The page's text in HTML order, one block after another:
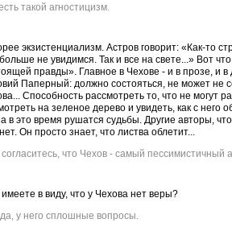
такой агностицизм.
экзистенциализм. Астров говорит: «Как-то
не увидимся. Так и все на свете...» Вот
правды». Главное в Чехове - и в прозе, и
Паперный: должно состояться, не может не
Способность рассмотреть то, что не могут
на зеленое дерево и увидеть, как с
в это время рушатся судьбы. Другие авторы,
Он просто знает, что листва облетит...
что Чехов - самый пессимистичный
в виду, что у Чехова нет веры?
у него сплошные вопросы.